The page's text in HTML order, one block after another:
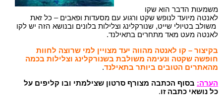
משמעות הדבר הוא שקו
לאנטה מיועד לנופש שקט ורגוע עם מסעדות ופאבים – כל זאת
משולב בטיולי שייט, שנורקלינג וצלילות בלונים ובנושא הזה יש לקו
לאנטה מעט מאד מתחרים בתאילנד.
בקיצור – קו לאנטה מהווה יעד מצויין למי שרוצה לחוות
חופשה שקטה ונעימה משולבת בשנורקלינג וצלילות בכמה
מהאתרים הטובים ביותר בתאילנד.
הערה: בסוף הכתבה מצורף סרטון שצילמתי ובו קליפים על
כל נושאי כתבה זו.